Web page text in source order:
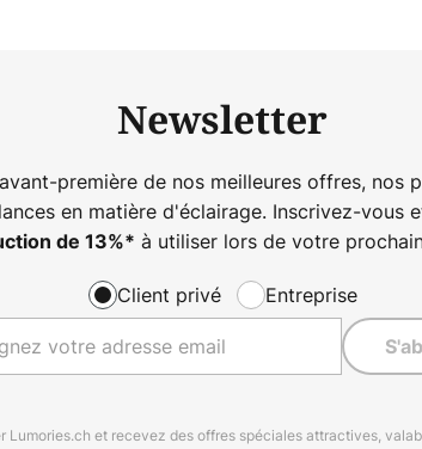
Newsletter
première de nos meilleures offres, nos
en matière d'éclairage. Inscrivez-vous
de 13%* à utiliser lors de votre
Client privé Entreprise
et recevez des offres spéciales attractives,